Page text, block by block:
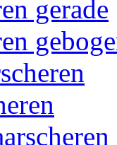
gerade